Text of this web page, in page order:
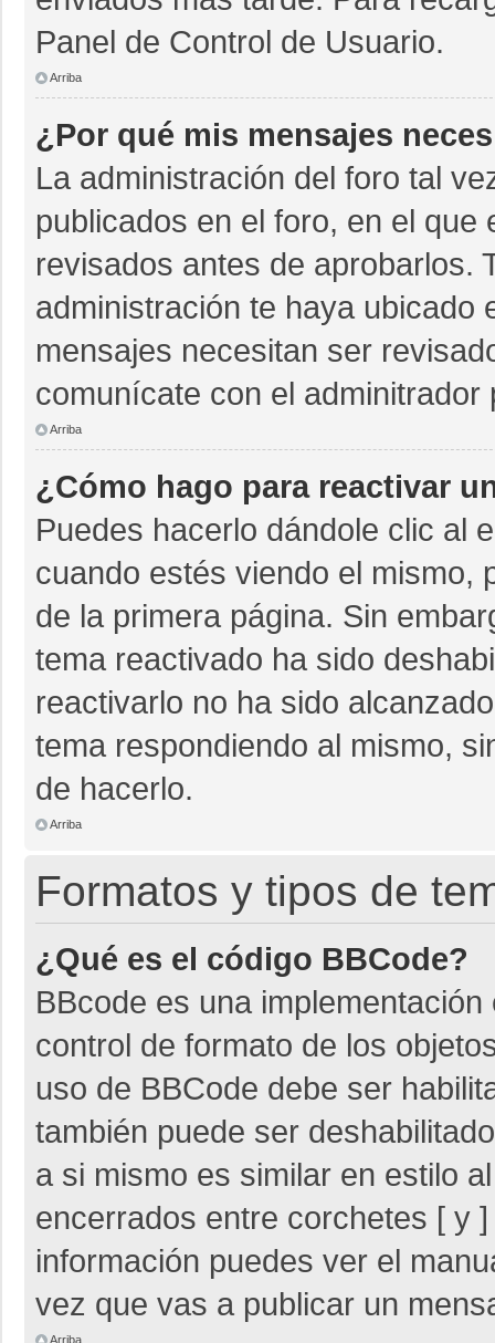
Panel de Control de Usuario.
Arriba
¿Por qué mis mensajes
La administración del foro tal
publicados en el foro, en el
revisados antes de aprobarlos.
administración te haya ubicado
mensajes necesitan ser
comunícate con el
Arriba
¿Cómo hago para reactivar
Puedes hacerlo dándole clic al
cuando estés viendo el mismo,
de la primera página. Sin
tema reactivado ha sido
reactivarlo no ha sido
tema respondiendo al mismo,
de hacerlo.
Arriba
Formatos y tipos de
¿Qué es el código BBCode?
BBcode es una
control de formato de los
uso de BBCode debe ser
también puede ser
a si mismo es similar en estilo
encerrados entre corchetes [ y
información puedes ver el
vez que vas a publicar un
Arriba